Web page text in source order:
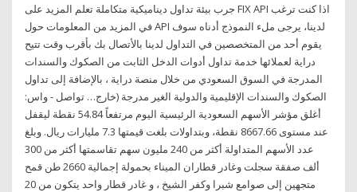
جرب بيئة تداول ديناميكية متكاملة تعلم المزيد على FIX API اذا كنت ترغب
في المزيد من المعلومات حول API لدينا، يرجى ملء النموذج أدناه سوف
يقوم أحد من المتخصصين في التداول لدينا بالأتصال بك بأقرب وقت تتيح
دراية لعملائها خدمة تداول أدوات الدخل الثابت من الصكوك والسندات
المدرجة في السوق السعودي من خلال منصة دراية ، بالإضافة إلى تداول
الصكوك والسندات الإقليمية والدولية الغير مدرجة (خارج… تواصل - واس:
أغلق مؤشر الأسهم السعودية الرئيسية اليوم مرتفعاً 54.84 نقطة ليقفل
عند مستوى 8667.66 نقطة، وبتداولات بلغت قيمتها 7.3 مليارات ريال. وبلغ
عدد الأسهم المتداولة أكثر من 240 مليون سهم تقاسمتها أكثر من 300
ألف صفقة سجلت وغادر قطاران الميناء بحمولة إجمالية 2660 طن قمح
متجهين إلى صوامع شبرا وكفر الشيخ ، و غادر قطار واحد يتكون من 20